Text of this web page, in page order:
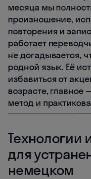
месяца мы
произношение,
повторения и
работает
не догадывается,
родной язык. Её
избавиться от
возрасте,
метод и
Технологии
для
немецком